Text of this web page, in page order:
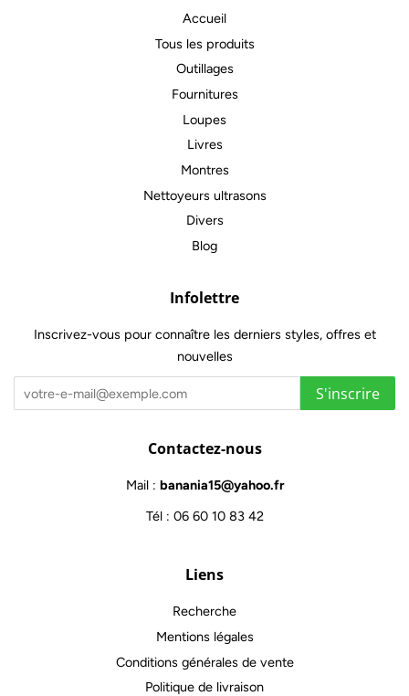
Accueil
Tous les produits
Outillages
Fournitures
Loupes
Livres
Montres
Nettoyeurs ultrasons
Divers
Blog
Infolettre
Inscrivez-vous pour connaître les derniers styles, offres et
nouvelles
S'inscrire
Contactez-nous
Mail : banania15@yahoo.fr
Tél : 06 60 10 83 42
Liens
Recherche
Mentions légales
Conditions générales de vente
Politique de livraison